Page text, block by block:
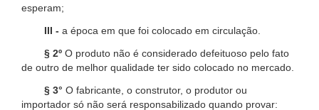
esperam;
III - a época em que foi colocado em circulação.
§ 2º O produto não é considerado defeituoso pelo fato
de outro de melhor qualidade ter sido colocado no mercado.
§ 3° O fabricante, o construtor, o produtor ou
importador só não será responsabilizado quando provar: